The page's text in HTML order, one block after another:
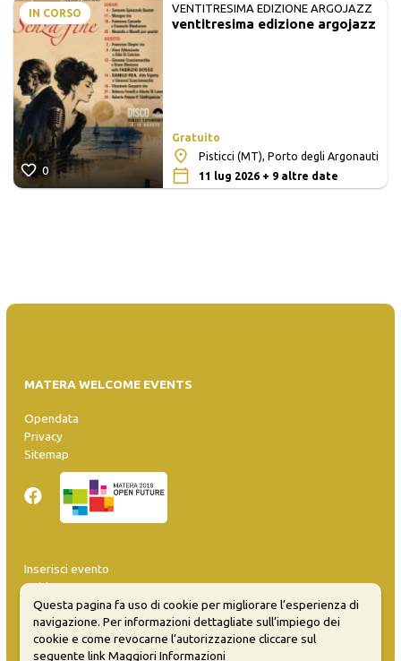
IN CORSO
0
VENTITRESIMA EDIZIONE ARGOJAZZ
ventitresima edizione argojazz
Gratuito
Pisticci (MT), Porto degli Argonauti
11 lug 2026 + 9 altre date
MATERA WELCOME EVENTS
Opendata
Privacy
Sitemap
Inserisci evento
Guida
FAQ
info@materaevents.it
Questa pagina fa uso di cookie per migliorare l’esperienza di
navigazione. Per informazioni dettagliate sull’impiego dei
cookie e come revocarne l’autorizzazione cliccare sul
seguente linkMaggiori Informazioni